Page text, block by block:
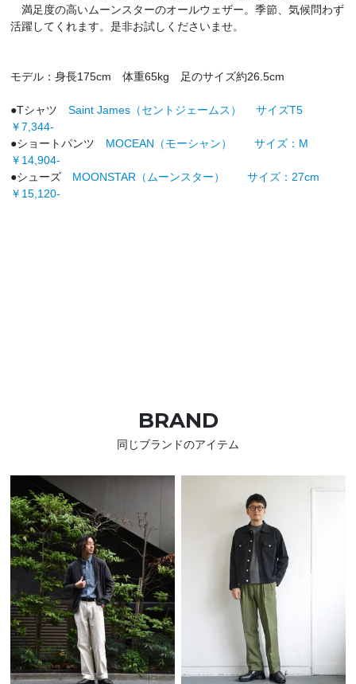
満足度の高いムーンスターのオールウェザー。季節、気候問わず
活躍してくれます。是非お試しくださいませ。
モデル：身長175cm 体重65kg 足のサイズ約26.5cm
●TシャツSaint James（セントジェームス） サイズT5
￥7,344-
●ショートパンツ MOCEAN（モーシャン） サイズ：M
￥14,904-
●シューズ MOONSTAR（ムーンスター） サイズ：27cm
￥15,120-
BRAND
同じブランドのアイテム